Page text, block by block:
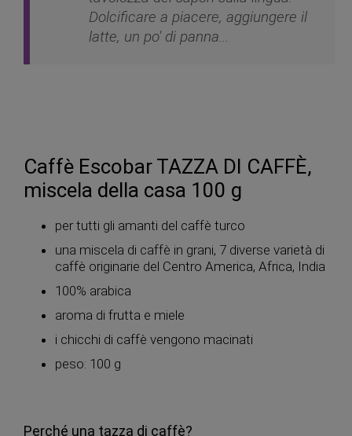
Dolcificare a piacere, aggiungere il
latte, un po' di panna...
Caffè Escobar TAZZA DI CAFFÈ,
miscela della casa 100 g
per tutti gli amanti del caffè turco
una miscela di caffè in grani, 7 diverse varietà di
caffè originarie del Centro America, Africa, India
100% arabica
aroma di frutta e miele
i chicchi di caffè vengono macinati
peso: 100 g
Perché una tazza di caffè?